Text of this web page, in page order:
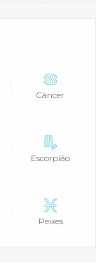
Câncer
Escorpião
Peixes